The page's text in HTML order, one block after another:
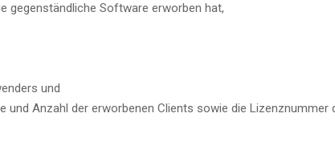
gegenständliche Software erworben hat,
und
Anzahl der erworbenen Clients sowie die Lizenznummer